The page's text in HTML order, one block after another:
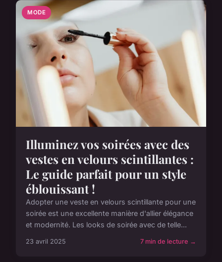
MODE
Illuminez vos soirées avec des
vestes en velours scintillantes :
Le guide parfait pour un style
éblouissant !
Adopter une veste en velours scintillante pour une
soirée est une excellente manière d'allier élégance
et modernité. Les looks de soirée avec de telle...
23 avril 2025 7 min de lecture →